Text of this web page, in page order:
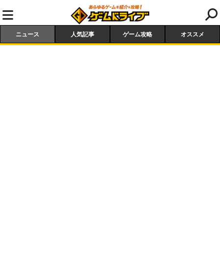
ニュース 人気記事 ゲーム攻略 オススメ